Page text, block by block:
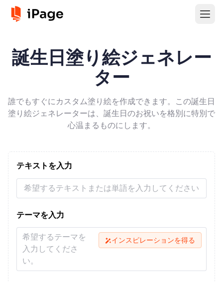
誕生日塗り絵ジェネレー
ター
誰でもすぐにカスタム塗り絵を作成できます。この誕生日
塗り絵ジェネレーターは、誕生日のお祝いを格別に特別で
心温まるものにします。
テキストを入力
テーマを入力
インスピレーションを得る